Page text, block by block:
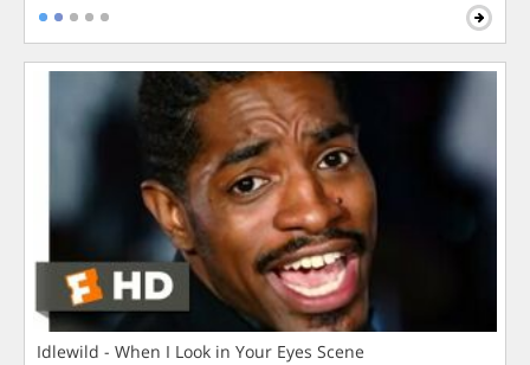
Idlewild - When I Look in Your Eyes Scene